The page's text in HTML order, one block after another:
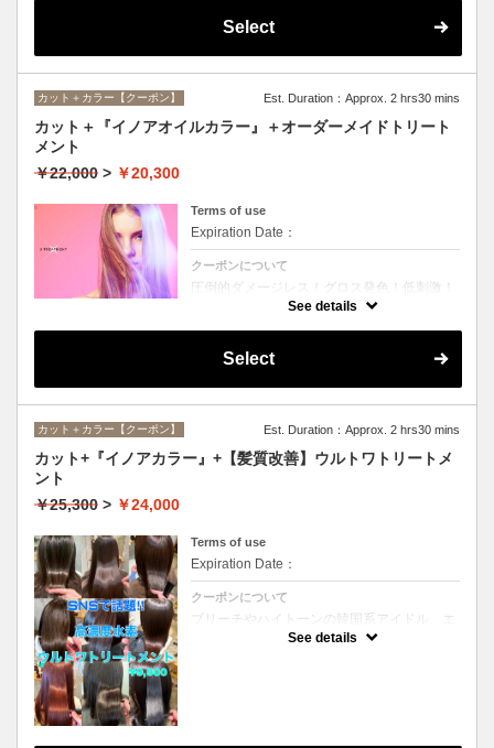
Select
カット＋カラー【クーポン】 Est. Duration：Approx. 2 hrs30 mins
カット＋『イノアオイルカラー』＋オーダーメイドトリート
メント
￥22,000 > ￥20,300
Terms of use
Expiration Date：
クーポンについて
圧倒的ダメージレス！グロス発色！低刺激！
匂いも残らない！全く新しい処方のイノアオ
イルカラーのセットメニュー☆シャンプー、
ブロー込み。※リタッチカラーの場合は
See details
Select
カット＋カラー【クーポン】 Est. Duration：Approx. 2 hrs30 mins
カット+『イノアカラー』+【髪質改善】ウルトワトリートメ
ント
￥25,300 > ￥24,000
Terms of use
Expiration Date：
クーポンについて
ブリーチやハイトーンの韓国系アイドル、エ
イジング毛にお悩みの美魔女も夢中！全ての
世代、髪質、メニューに対応できる髪質改善
See details